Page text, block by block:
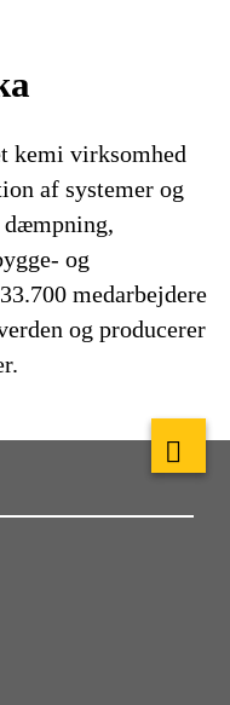
kemi virksomhed
af systemer og
og
medarbejdere
og producerer